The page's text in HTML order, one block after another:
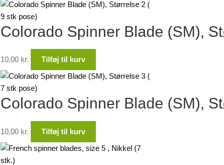
Colorado Spinner Blade (SM),
10,00 kr. Tilføj til kurv
Colorado Spinner Blade (SM),
10,00 kr. Tilføj til kurv